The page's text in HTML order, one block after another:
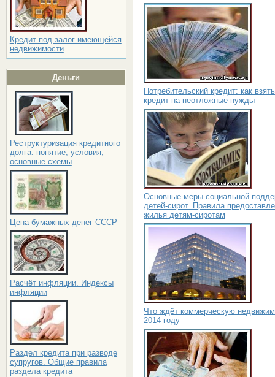
Кредит под залог имеющейся
недвижимости
Деньги
Реструктуризация кредитного
долга: понятие, условия,
основные схемы
Цена бумажных денег СССР
Расчёт инфляции. Индексы
инфляции
Раздел кредита при разводе
супругов. Общие правила
раздела кредита
Потребительский кредит: как взять
кредит на неотложные нужды
Основные меры социальной
детей-сирот. Правила
жилья детям-сиротам
Что ждёт коммерческую
2014 году